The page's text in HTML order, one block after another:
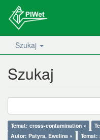
Szukaj
Szukaj
Temat: cross-contamination ×
Autor: Patyra, Ewelina ×